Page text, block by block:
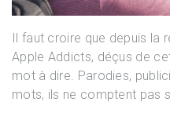
Il faut croire que depuis la
Apple Addicts, déçus de
mot à dire. Parodies,
mots, ils ne comptent pas